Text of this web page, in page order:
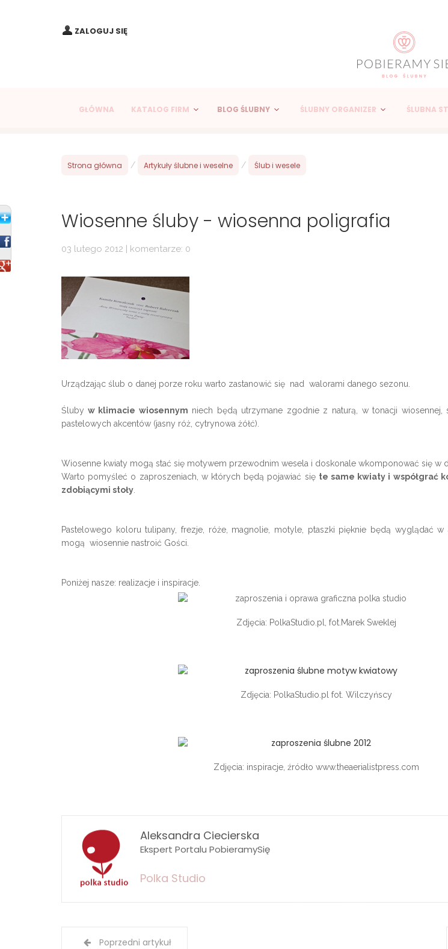
ZALOGUJ SIĘ
GŁÓWNA KATALOG FIRM BLOG ŚLUBNY ŚLUBNY ORGANIZER ŚLUBNA
Strona główna / Artykuły ślubne i weselne / Ślub i wesele
Wiosenne śluby - wiosenna poligrafia
03 lutego 2012 | komentarze: 0
Urządzając ślub o danej porze roku warto zastanowić się nad walorami danego sezonu.
Śluby w klimacie wiosennym niech będą utrzymane zgodnie z naturą, w tonacji
pastelowych akcentów (jasny róż, cytrynowa żółć).
Wiosenne kwiaty mogą stać się motywem przewodnim wesela i doskonale wkomponować się w
Warto pomyśleć o zaproszeniach, w których będą pojawiać się te same kwiaty i współgrać
zdobiącymi stoły
Pastelowego koloru tulipany, frezje, róże, magnolie, motyle, ptaszki pięknie będą wyglądać w
mogą wiosennie nastroić Gości.
Poniżej nasze: realizacje i inspiracje.
Zdjęcia: PolkaStudio.pl, fot.Marek Sweklej
Zdjęcia: PolkaStudio.pl fot. Wilczyńscy
Zdjęcia: inspiracje, źródło www.theaerialistpress.com
Aleksandra Ciecierska
Ekspert Portalu PobieramySię
Polka Studio
Poprzedni artykuł